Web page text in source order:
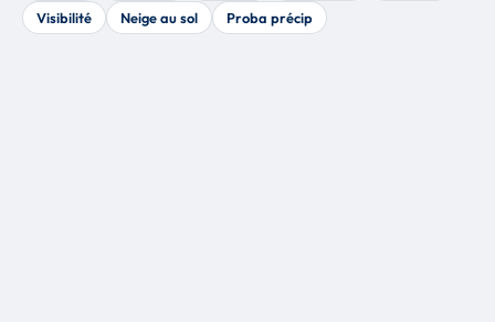
Visibilité
Neige au sol Proba précip